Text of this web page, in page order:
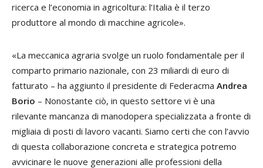
ricerca e l’economia in agricoltura: l’Italia è il terzo
produttore al mondo di macchine agricole».
«La meccanica agraria svolge un ruolo fondamentale per il
comparto primario nazionale, con 23 miliardi di euro di
fatturato – ha aggiunto il presidente di Federacma Andrea
Borio – Nonostante ciò, in questo settore vi è una
rilevante mancanza di manodopera specializzata a fronte di
migliaia di posti di lavoro vacanti. Siamo certi che con l’avvio
di questa collaborazione concreta e strategica potremo
avvicinare le nuove generazioni alle professioni della